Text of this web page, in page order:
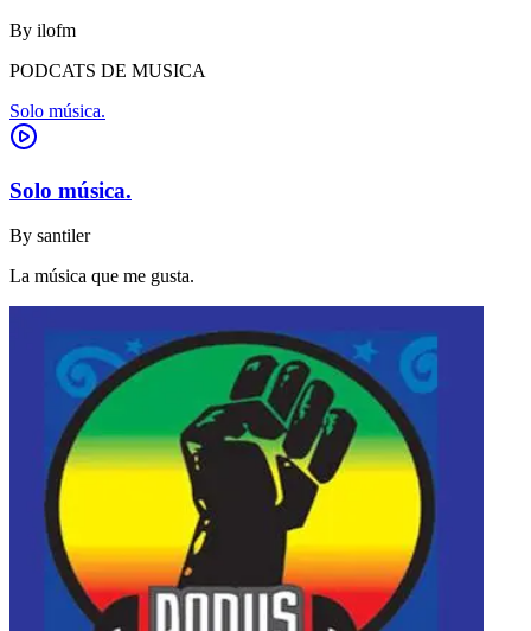
By ilofm
PODCATS DE MUSICA
Solo música.
Solo música.
By santiler
La música que me gusta.